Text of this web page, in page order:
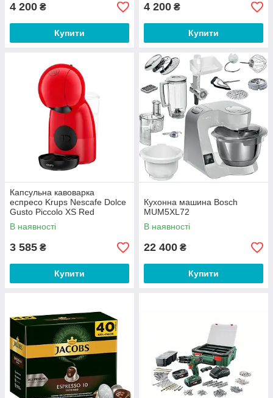
4 200 ₴
Купити
4 200 ₴
Купити
Капсульна кавоварка
еспресо Krups Nescafe Dolce
Gusto Piccolo XS Red
(KP1A0531)
В наявності
3 585 ₴
Купити
Кухонна машина Bosch
MUM5XL72
В наявності
22 400 ₴
Купити